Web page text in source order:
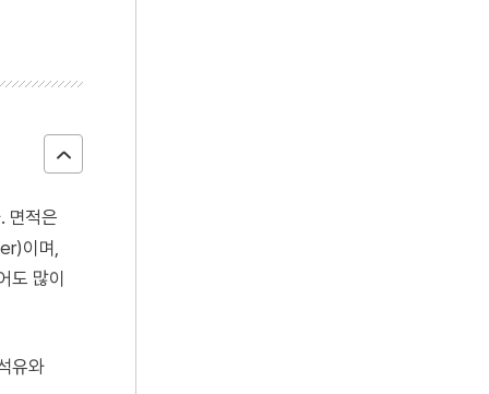
면적은
이며,
도 많이
유와